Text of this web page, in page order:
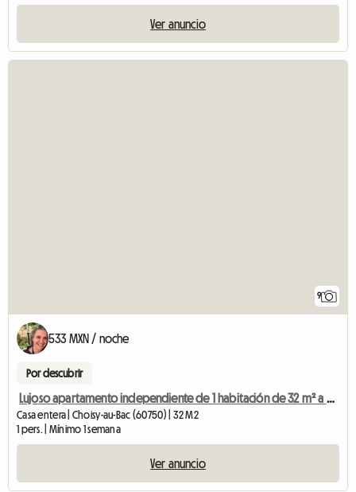
Ver anuncio
9
533 MXN / noche
Por descubrir
Lujoso apartamento independiente de 1 habitación de 32 m² a 5 km de Compiègne
Casa entera | Choisy-au-Bac (60750) | 32 M2
1 pers. | Mínimo 1 semana
Ver anuncio